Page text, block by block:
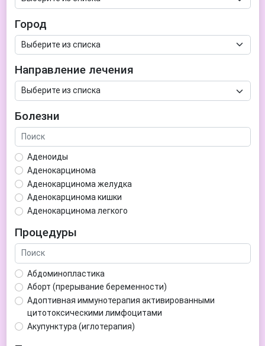
Город
Направление лечения
Болезни
Аденоиды
Аденокарцинома
Аденокарцинома желудка
Аденокарцинома кишки
Аденокарцинома легкого
Аденома гипофиза
Аденома простаты
Аденома щитовидной железы
Аденомиоз
Адентия
Азооспермия
Акне (угри)
Алкоголизм
Процедуры
Абдоминопластика
Аборт (прерывание беременности)
Адоптивная иммунотерапия активированными
цитотоксическими лимфоцитами
Акупунктура (иглотерапия)